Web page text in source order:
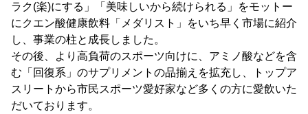
ラク(楽)にする」「美味しいから続けられる」をモットー
にクエン酸健康飲料「メダリスト」をいち早く市場に紹介
し、事業の柱と成長しました。
その後、より高負荷のスポーツ向けに、アミノ酸などを含
む「回復系」のサプリメントの品揃えを拡充し、トップア
スリートから市民スポーツ愛好家など多くの方に愛飲いた
だいております。